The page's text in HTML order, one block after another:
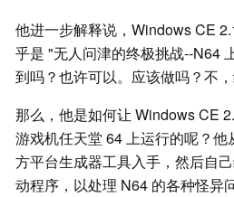
他进一步解释说，Windows CE
乎是 "无人问津的终极挑战--N64
到吗？也许可以。应该做吗？不，
那么，他是如何让 Windows CE
游戏机任天堂 64 上运行的呢？
方平台生成器工具入手，然后自
动程序，以处理 N64 的各种怪异